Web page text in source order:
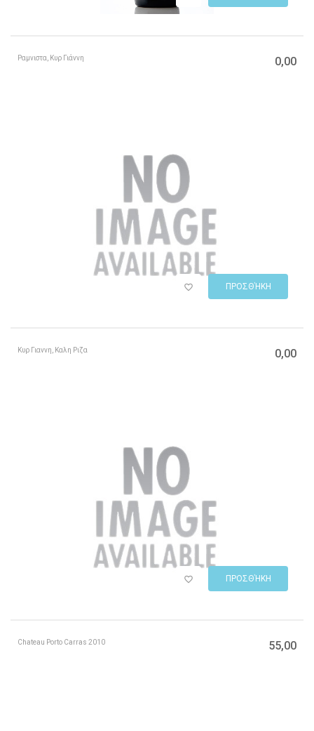
Ραμνιστα, Κυρ Γιάννη 0,00
ΠΡΟΣΘΉΚΗ
Κυρ Γιαννη, Καλη Ριζα 0,00
ΠΡΟΣΘΉΚΗ
Chateau Porto Carras 2010 55,00